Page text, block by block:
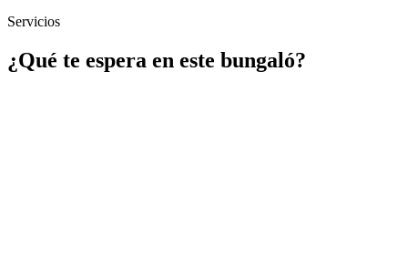
Servicios
¿Qué te espera en este bungaló?